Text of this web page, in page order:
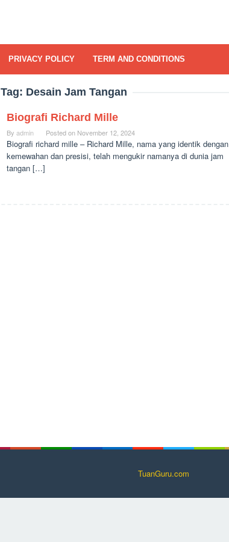
PRIVACY POLICY TERM AND CONDITIONS
Tag: Desain Jam Tangan
Biografi Richard Mille
By admin Posted on November 12, 2024
Biografi richard mille – Richard Mille, nama yang identik dengan
kemewahan dan presisi, telah mengukir namanya di dunia jam
tangan […]
TuanGuru.com